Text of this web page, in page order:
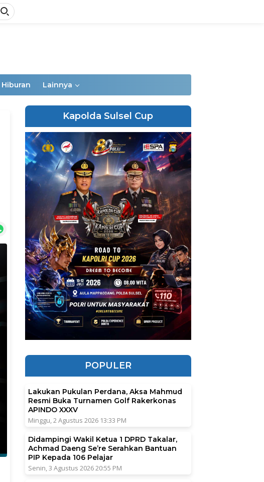
Hiburan Lainnya
Kapolda Sulsel Cup
POPULER
Lakukan Pukulan Perdana, Aksa Mahmud
Resmi Buka Turnamen Golf Rakerkonas
APINDO XXXV
Minggu, 2 Agustus 2026 13:33 PM
Didampingi Wakil Ketua 1 DPRD Takalar,
Achmad Daeng Se’re Serahkan Bantuan
PIP Kepada 106 Pelajar
Senin, 3 Agustus 2026 20:55 PM